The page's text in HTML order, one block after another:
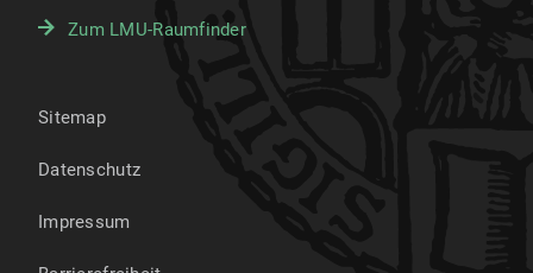
Zum LMU-Raumfinder
Sitemap
Datenschutz
Impressum